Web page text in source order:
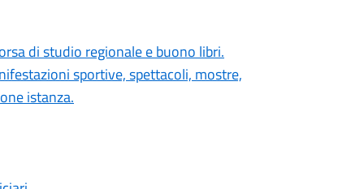
di studio regionale e buono libri.
sportive, spettacoli, mostre,
istanza.